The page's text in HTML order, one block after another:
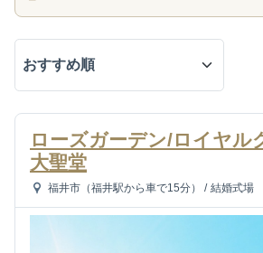
ローズガーデン/ロイヤル
大聖堂
福井市（福井駅から車で15分） / 結婚式場